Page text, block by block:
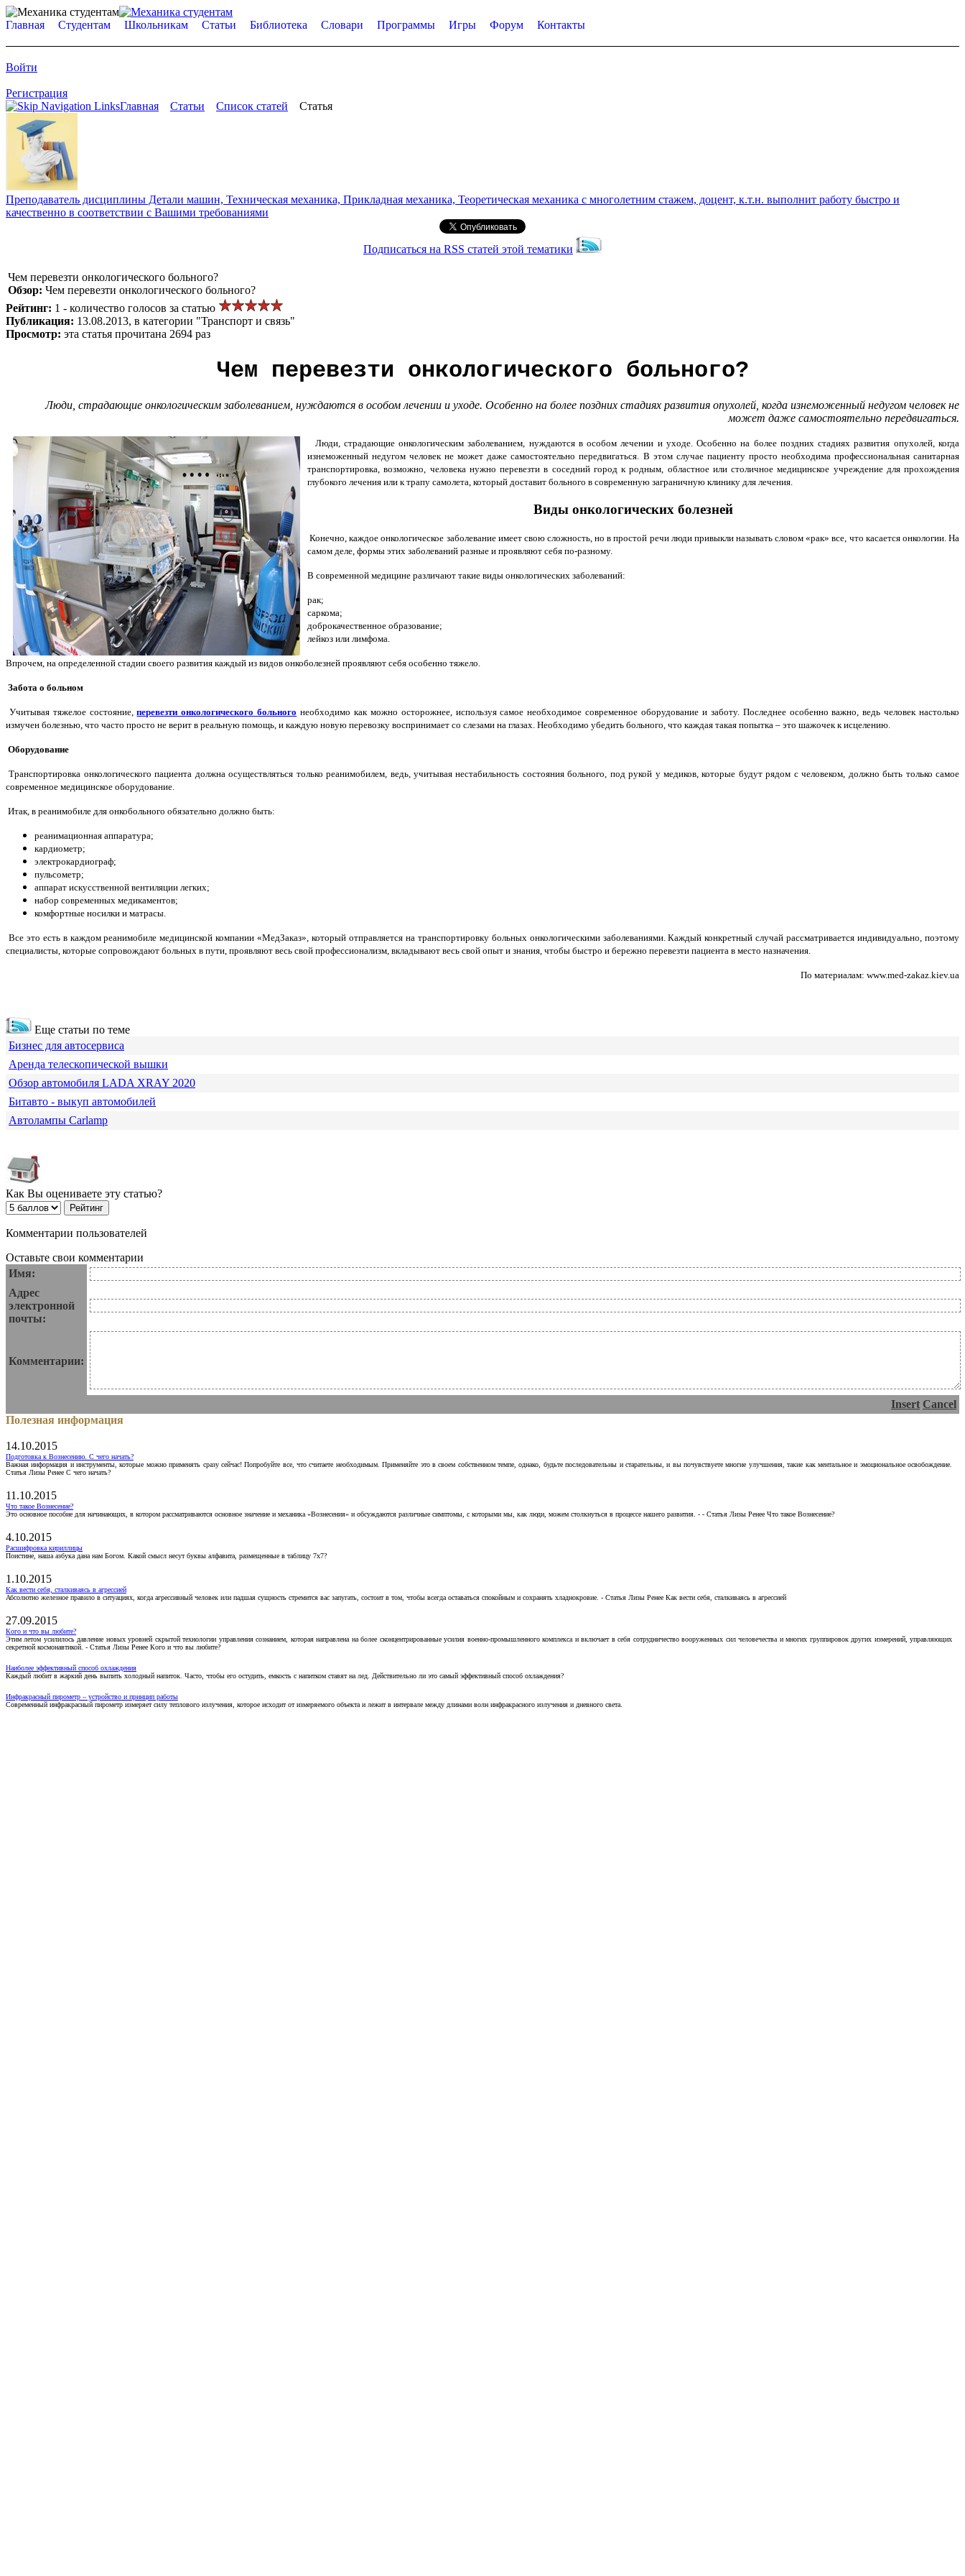
Главная Студентам Школьникам Статьи Библиотека Словари Программы Игры Форум Контакты
Войти
Регистрация
Главная
Статьи Список статей Статья
Преподаватель дисциплины Детали машин, Техническая механика, Прикладная механика, Теоретическая механика с многолетним стажем, доцент, к.т.н. выполнит работу быстро и
качественно в соответствии с Вашими требованиями
Подписаться на RSS статей этой тематики
Чем перевезти онкологического больного?
Обзор: Чем перевезти онкологического больного?
Рейтинг: 1 - количество голосов за статью
Публикация: 13.08.2013, в категории "Транспорт и связь"
Просмотр: эта статья прочитана 2694 раз
Чем перевезти онкологического больного?
Люди, страдающие онкологическим заболеванием, нуждаются в особом лечении и уходе. Особенно на более поздних стадиях развития опухолей, когда изнеможенный недугом человек не
может даже самостоятельно передвигаться.
Люди, страдающие онкологическим заболеванием, нуждаются в особом лечении и уходе. Особенно на более поздних стадиях развития опухолей, когда
изнеможенный недугом человек не может даже самостоятельно передвигаться. В этом случае пациенту просто необходима профессиональная санитарная
транспортировка, возможно, человека нужно перевезти в соседний город к родным, областное или столичное медицинское учреждение для прохождения
глубокого лечения или к трапу самолета, который доставит больного в современную заграничную клинику для лечения.
Виды онкологических болезней
Конечно, каждое онкологическое заболевание имеет свою сложность, но в простой речи люди привыкли называть словом «рак» все, что касается онкологии. На
самом деле, формы этих заболеваний разные и проявляют себя по-разному.
В современной медицине различают такие виды онкологических заболеваний:
рак;
саркома;
доброкачественное образование;
лейкоз или лимфома.
Впрочем, на определенной стадии своего развития каждый из видов онкоболезней проявляют себя особенно тяжело.
Забота о больном
Учитывая тяжелое состояние,перевезти онкологического больного необходимо как можно осторожнее, используя самое необходимое современное оборудование и заботу. Последнее особенно важно, ведь человек настолько
измучен болезнью, что часто просто не верит в реальную помощь, и каждую новую перевозку воспринимает со слезами на глазах. Необходимо убедить больного, что каждая такая попытка – это шажочек к исцелению.
Оборудование
Транспортировка онкологического пациента должна осуществляться только реанимобилем, ведь, учитывая нестабильность состояния больного, под рукой у медиков, которые будут рядом с человеком, должно быть только самое
современное медицинское оборудование.
Итак, в реанимобиле для онкобольного обязательно должно быть:
реанимационная аппаратура;
кардиометр;
электрокардиограф;
пульсометр;
аппарат искусственной вентиляции легких;
набор современных медикаментов;
комфортные носилки и матрасы.
Все это есть в каждом реанимобиле медицинской компании «МедЗаказ», который отправляется на транспортировку больных онкологическими заболеваниями. Каждый конкретный случай рассматривается индивидуально, поэтому
специалисты, которые сопровождают больных в пути, проявляют весь свой профессионализм, вкладывают весь свой опыт и знания, чтобы быстро и бережно перевезти пациента в место назначения.
По материалам: www.med-zakaz.kiev.ua
Еще статьи по теме
Бизнес для автосервиса
Аренда телескопической вышки
Обзор автомобиля LADA XRAY 2020
Битавто - выкуп автомобилей
Автолампы Carlamp
Как Вы оцениваете эту статью?
Комментарии пользователей
Оставьте свои комментарии
Имя:
Адрес
электронной
почты:
Комментарии:
Insert Cancel
Полезная информация
14.10.2015
Подготовка к Вознесению. С чего начать?
Важная информация и инструменты, которые можно применять сразу сейчас! Попробуйте все, что считаете необходимым. Применяйте это в своем собственном темпе, однако, будьте последовательны и старательны, и вы почувствуете многие улучшения, такие как ментальное и эмоциональное освобождение.
Статья Лизы Ренее С чего начать?
11.10.2015
Что такое Вознесение?
Это основное пособие для начинающих, в котором рассматриваются основное значение и механика «Вознесения» и обсуждаются различные симптомы, с которыми мы, как люди, можем столкнуться в процессе нашего развития. - - Статья Лизы Ренее Что такое Вознесение?
4.10.2015
Расшифровка кириллицы
Поистине, наша азбука дана нам Богом. Какой смысл несут буквы алфавита, размещенные в таблицу 7х7?
1.10.2015
Как вести себя, сталкиваясь в агрессией
Абсолютно железное правило в ситуациях, когда агрессивный человек или падшая сущность стремится вас запугать, состоит в том, чтобы всегда оставаться спокойным и сохранять хладнокровие. - Статья Лизы Ренее Как вести себя, сталкиваясь в агрессией
27.09.2015
Кого и что вы любите?
Этим летом усилилось давление новых уровней скрытой технологии управления сознанием, которая направлена на более сконцентрированные усилия военно-промышленного комплекса и включает в себя сотрудничество вооруженных сил человечества и многих группировок других измерений, управляющих
секретной космонавтикой. - Статья Лизы Ренее Кого и что вы любите?
Наиболее эффективный способ охлаждения
Каждый любит в жаркий день выпить холодный напиток. Часто, чтобы его остудить, емкость с напитком ставят на лед. Действительно ли это самый эффективный способ охлаждения?
Инфракрасный пирометр – устройство и принцип работы
Современный инфракрасный пирометр измеряет силу теплового излучения, которое исходит от измеряемого объекта и лежит в интервале между длинами волн инфракрасного излучения и дневного света.